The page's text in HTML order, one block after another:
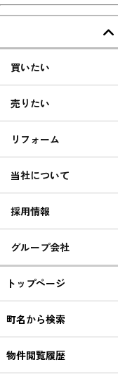
買いたい
売りたい
リフォーム
当社について
採用情報
グループ会社
トップページ
町名から検索
物件閲覧履歴